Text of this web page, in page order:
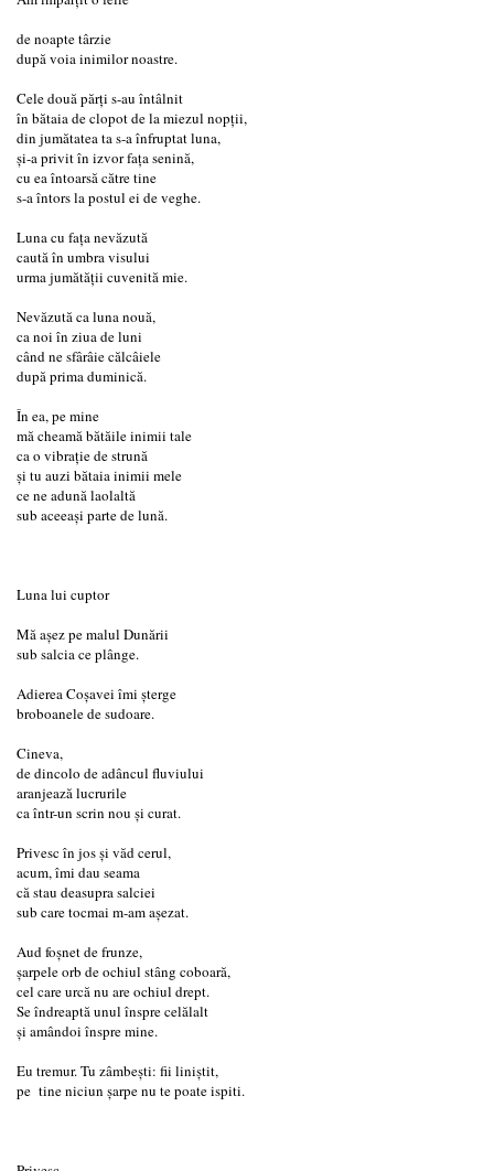
de noapte târzie
după voia inimilor noastre.
Cele două părți s-au întâlnit
în bătaia de clopot de la miezul nopții,
din jumătatea ta s-a înfruptat luna,
și-a privit în izvor fața senină,
cu ea întoarsă către tine
s-a întors la postul ei de veghe.
Luna cu fața nevăzută
caută în umbra visului
urma jumătății cuvenită mie.
Nevăzută ca luna nouă,
ca noi în ziua de luni
când ne sfârâie călcâiele
după prima duminică.
În ea, pe mine
mă cheamă bătăile inimii tale
ca o vibrație de strună
și tu auzi bătaia inimii mele
ce ne adună laolaltă
sub aceeași parte de lună.
Luna lui cuptor
Mă așez pe malul Dunării
sub salcia ce plânge.
Adierea Coșavei îmi șterge
broboanele de sudoare.
Cineva,
de dincolo de adâncul fluviului
aranjează lucrurile
ca într-un scrin nou și curat.
Privesc în jos și văd cerul,
acum, îmi dau seama
că stau deasupra salciei
sub care tocmai m-am așezat.
Aud foșnet de frunze,
șarpele orb de ochiul stâng coboară,
cel care urcă nu are ochiul drept.
Se îndreaptă unul înspre celălalt
și amândoi înspre mine.
Eu tremur. Tu zâmbești: fii liniștit,
pe tine niciun șarpe nu te poate ispiti.